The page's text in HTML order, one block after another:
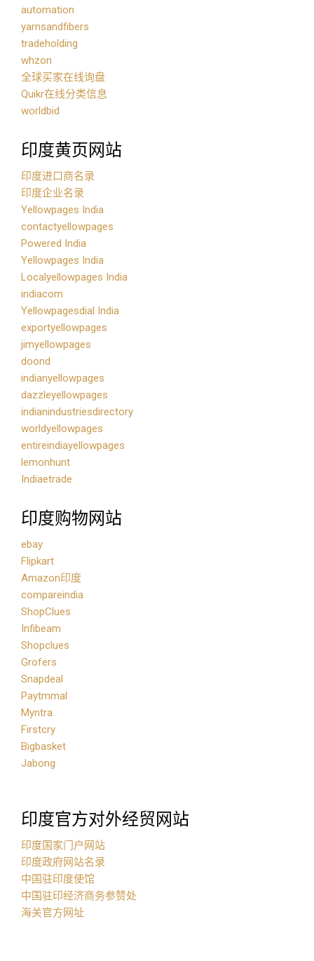
automation
yarnsandfibers
tradeholding
whzon
全球买家在线询盘
Quikr在线分类信息
worldbid
印度黄页网站
印度进口商名录
印度企业名录
Yellowpages India
contactyellowpages
Powered India
Yellowpages India
Localyellowpages India
indiacom
Yellowpagesdial India
exportyellowpages
jimyellowpages
doond
indianyellowpages
dazzleyellowpages
indianindustriesdirectory
worldyellowpages
entireindiayellowpages
lemonhunt
Indiaetrade
印度购物网站
ebay
Flipkart
Amazon印度
compareindia
ShopClues
Infibeam
Shopclues
Grofers
Snapdeal
Paytmmal
Myntra
Firstcry
Bigbasket
Jabong
印度官方对外经贸网站
印度国家门户网站
印度政府网站名录
中国驻印度使馆
中国驻印经济商务参赞处
海关官方网址